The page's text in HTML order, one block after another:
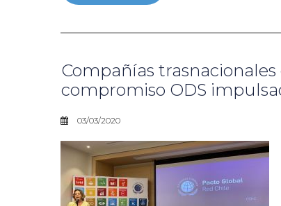
Compañías
compromiso ODS
03/03/2020